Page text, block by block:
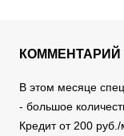
В этом месяце
- большое
Кредит от 200